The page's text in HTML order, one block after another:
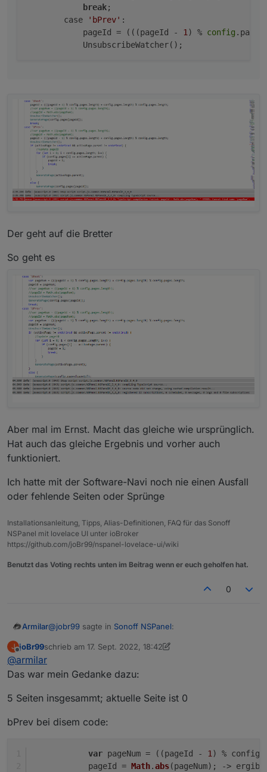
break;
        case
'bPrev' :
            pageId = (((pageId -
1) % config
Der geht auf die Bretter
So geht es
Aber mal im Ernst. Macht das gleiche wie ursprünglich.
Hat auch das gleiche Ergebnis und vorher auch
funktioniert.
Ich hatte mit der Software-Navi noch nie einen Ausfall
oder fehlende Seiten oder Sprünge
Installationsanleitung, Tipps, Alias-Definitionen, FAQ für das Sonoff
NSPanel mit lovelace UI unter ioBroker
https://github.com/joBr99/nspanel-lovelace-ui/wiki
Benutzt das Voting rechts unten im Beitrag wenn er euch geholfen hat.
0
Armilar@jobr99 sagte in Sonoff NSPanel:
probiert mal so: (Disclaimer: ungetestet)
        case 'bNext':
            UnsubscribeWatcher();
            break;
        case 'bPrev':
J
Offline
joBr99schrieb am 17. Sept. 2022, 18:42
zuletzt editiert von joBr99
@armilar
Das war mein Gedanke dazu:
5 Seiten insgesammt; aktuelle Seite ist 0
bPrev bei disem code:
var pageNum = ((pageId - 1) % config.
            pageId =
Math.abs(pageNum); ->